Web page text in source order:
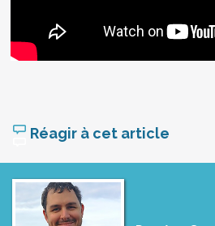
Réagir à cet article